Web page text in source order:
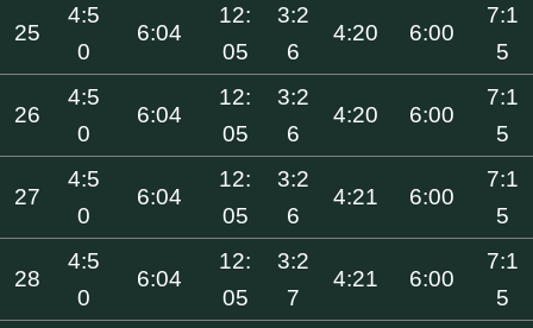
25
4:5
0
6:04
12:
05
3:2
6
4:20 6:00
7:1
5
26
4:5
0
6:04
12:
05
3:2
6
4:20 6:00
7:1
5
27
4:5
0
6:04
12:
05
3:2
6
4:21 6:00
7:1
5
28
4:5
0
6:04
12:
05
3:2
7
4:21 6:00
7:1
5